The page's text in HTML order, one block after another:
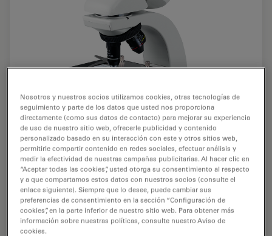
Leica DM300
Nosotros y nuestros socios utilizamos cookies, otras tecnologías de
seguimiento y parte de los datos que usted nos proporciona
directamente (como sus datos de contacto) para mejorar su experiencia
de uso de nuestro sitio web, ofrecerle publicidad y contenido
personalizado basado en su interacción con este y otros sitios web,
permitirle compartir contenido en redes sociales, efectuar análisis y
medir la efectividad de nuestras campañas publicitarias. Al hacer clic en
“Aceptar todas las cookies”, usted otorga su consentimiento al respecto
y a que compartamos estos datos con nuestros socios (consulte el
enlace siguiente). Siempre que lo desee, puede cambiar sus
preferencias de consentimiento en la sección “Configuración de
cookies”, en la parte inferior de nuestro sitio web. Para obtener más
información sobre nuestras políticas, consulte nuestro Aviso de
cookies.